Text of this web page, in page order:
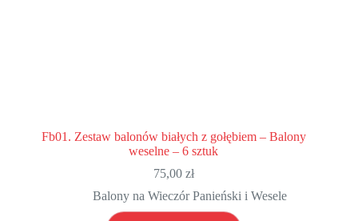
Fb01. Zestaw balonów białych z gołębiem – Balony
weselne – 6 sztuk
75,00 zł
Balony na Wieczór Panieński i Wesele